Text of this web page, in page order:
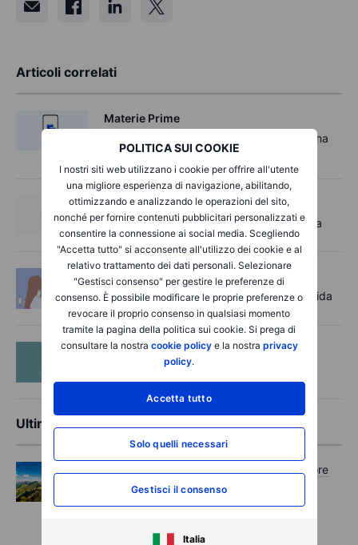
POLITICA SUI COOKIE
I nostri siti web utilizzano i cookie per offrire all'utente
una migliore esperienza di navigazione, abilitando,
ottimizzando e analizzando le operazioni del sito,
nonché per fornire contenuti pubblicitari personalizzati e
consentire la connessione ai social media. Scegliendo
"Accetta tutto" si acconsente all'utilizzo dei cookie e al
relativo trattamento dei dati personali. Selezionare
"Gestisci consenso" per gestire le preferenze di
consenso. È possibile modificare le proprie preferenze o
revocare il proprio consenso in qualsiasi momento
tramite la pagina della politica sui cookie. Si prega di
consultare la nostra cookie policye la nostra privacy
policy.
Accetta tutto
Solo quelli necessari
Gestisci il consenso
Italia
Articoli correlati
Materie Prime
Come fare trading sul petrolio greggio: una
guida rapida
Materie Prime
Come negoziare il rame: una guida rapida
Materie Prime
Come fare trading sull’oro: una guida rapida
Materie Prime
Come fare trading sul grano
Ultime analisi di mercato
Mercoledì 05 agosto 2026, ore
11:30
Options Brief - I record si estendono,